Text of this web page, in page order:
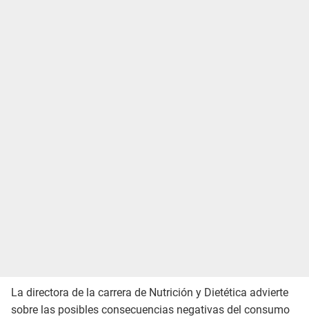
La directora de la carrera de Nutrición y Dietética advierte
sobre las posibles consecuencias negativas del consumo